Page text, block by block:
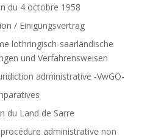
du 4 octobre 1958
/ Einigungsvertrag
lothringisch-saarländische
und Verfahrensweisen
administrative -VwGO-
du Land de Sarre
procédure administrative non